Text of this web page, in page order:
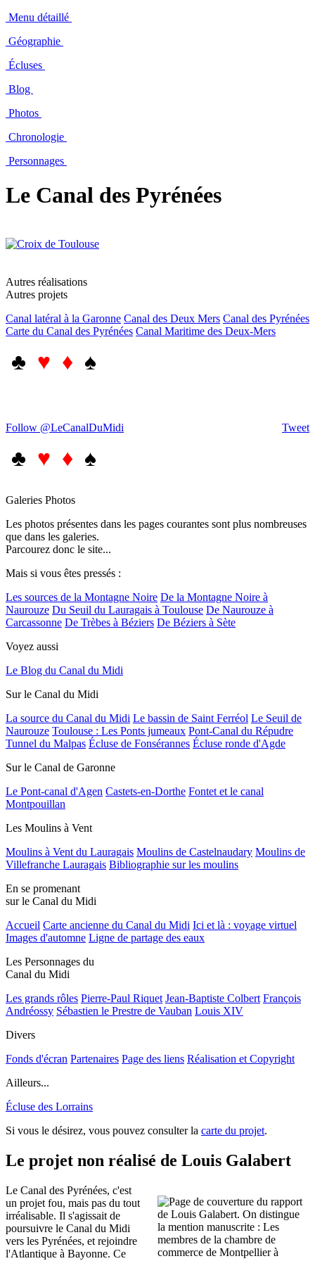
Menu détaillé
Géographie
Écluses
Blog
Photos
Chronologie
Personnages
Le Canal des Pyrénées
Autres réalisations
Autres projets
Canal latéral à la Garonne Canal des Deux Mers Canal des Pyrénées
Carte du Canal des Pyrénées Canal Maritime des Deux-Mers
♣ ♥ ♦ ♠
Tweet
Follow @LeCanalDuMidi
♣ ♥ ♦ ♠
Galeries Photos
Les photos présentes dans les pages courantes sont plus nombreuses
que dans les galeries.
Parcourez donc le site...
Mais si vous êtes pressés :
Les sources de la Montagne Noire De la Montagne Noire à
Naurouze Du Seuil du Lauragais à Toulouse De Naurouze à
Carcassonne De Trèbes à Béziers De Béziers à Sète
Voyez aussi
Le Blog du Canal du Midi
Sur le Canal du Midi
La source du Canal du Midi Le bassin de Saint Ferréol Le Seuil de
Naurouze Toulouse : Les Ponts jumeaux Pont-Canal du Répudre
Tunnel du Malpas Écluse de Fonsérannes Écluse ronde d'Agde
Sur le Canal de Garonne
Le Pont-canal d'Agen Castets-en-Dorthe Fontet et le canal
Montpouillan
Les Moulins à Vent
Moulins à Vent du Lauragais Moulins de Castelnaudary Moulins de
Villefranche Lauragais Bibliographie sur les moulins
En se promenant
sur le Canal du Midi
Accueil Carte ancienne du Canal du Midi Ici et là : voyage virtuel
Images d'automne Ligne de partage des eaux
Les Personnages du
Canal du Midi
Les grands rôles Pierre-Paul Riquet Jean-Baptiste Colbert François
Andréossy Sébastien le Prestre de Vauban Louis XIV
Divers
Fonds d'écran Partenaires Page des liens Réalisation et Copyright
Ailleurs...
Écluse des Lorrains
Si vous le désirez, vous pouvez consulter la carte du projet.
Le projet non réalisé de Louis Galabert
Le Canal des Pyrénées, c'est
un projet fou, mais pas du tout
irréalisable. Il s'agissait de
poursuivre le Canal du Midi
vers les Pyrénées, et rejoindre
l'Atlantique à Bayonne. Ce